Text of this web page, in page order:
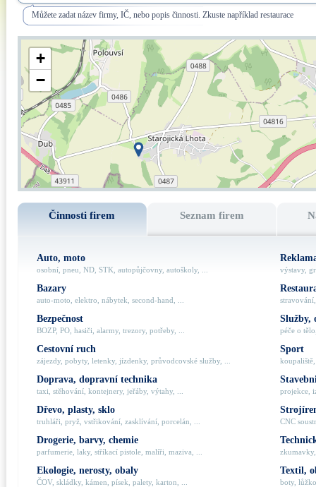
Můžete zadat název firmy, IČ, nebo popis činnosti. Zkuste například restaurace
+
−
Činnosti firem Seznam firem
Auto, moto
osobní, pneu, ND, STK, autopůjčovny, autoškoly, ...
Bazary
auto-moto, elektro, nábytek, second-hand, ...
Bezpečnost
BOZP, PO, hasiči, alarmy, trezory, potřeby, ...
Cestovní ruch
zájezdy, pobyty, letenky, jízdenky, průvodcovské služby, ...
Doprava, dopravní technika
taxi, stěhování, kontejnery, jeřáby, výtahy, ...
Dřevo, plasty, sklo
truhláři, pryž, vstřikování, zasklívání, porcelán, ...
Drogerie, barvy, chemie
parfumerie, laky, stříkací pistole, malíři, maziva, ...
Ekologie, nerosty, obaly
ČOV, skládky, kámen, písek, palety, karton, ...
výstavy,
Služby,
péče o
Sport
projekce,
CNC
Textil,
boty,